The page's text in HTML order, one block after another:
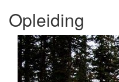
Opleiding